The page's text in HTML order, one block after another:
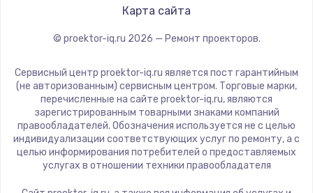
Hisense
Карта сайта
© proektor-iq.ru 2026 — Ремонт проекторов.
Сервисный центр proektor-iq.ru является пост гарантийным
(не авторизованным) сервисным центром. Торговые марки,
перечисленные на сайте proektor-iq.ru, являются
зарегистрированным товарными знаками компаний
правообладателей. Обозначения используется не с целью
индивидуализации соответствующих услуг по ремонту, а с
целью информирования потребителей о предоставляемых
услугах в отношении техники правообладателя